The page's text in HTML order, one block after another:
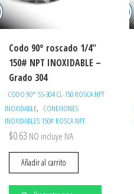
Codo 90° roscado 1/4″
150# NPT INOXIDABLE –
Grado 304
CODO 90° SS-304 CL-150 ROSCA NPT
INOXIDABLE, CONEXIONES
INOXIDABLES 150# ROSCA NPT
$0.63 NO incluye IVA
Añadir al carrito